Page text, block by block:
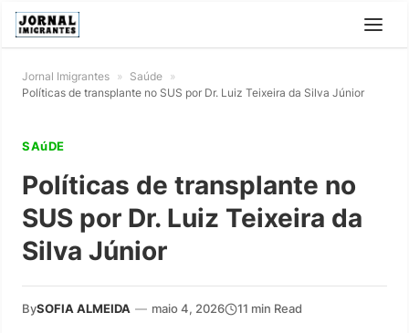
Jornal Imigrantes » Saúde »
Políticas de transplante no SUS por Dr. Luiz Teixeira da Silva Júnior
SAúDE
Políticas de transplante no
SUS por Dr. Luiz Teixeira da
Silva Júnior
BySOFIA ALMEIDA — maio 4, 2026 11 min Read